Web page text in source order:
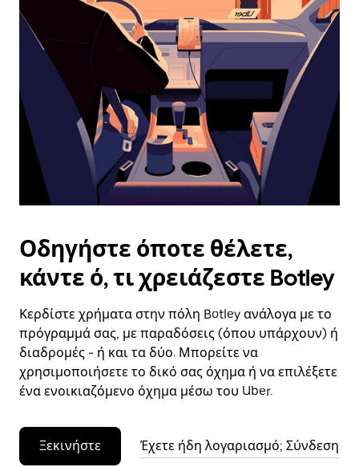
επιλέξετε
μια
ημερομηνία.
Πατήστε
πλήκτρο
escape
για
να
κλείσετε
ημερολόγιο.
Οδηγήστε όποτε θέλετε,
κάντε ό, τι χρειάζεστε Botley
Κερδίστε χρήματα στην πόλη Botley ανάλογα με το
πρόγραμμά σας, με παραδόσεις (όπου υπάρχουν) ή
διαδρομές - ή και τα δύο. Μπορείτε να
χρησιμοποιήσετε το δικό σας όχημα ή να επιλέξετε
ένα ενοικιαζόμενο όχημα μέσω του Uber.
Ξεκινήστε Έχετε ήδη λογαριασμό; Σύνδεση